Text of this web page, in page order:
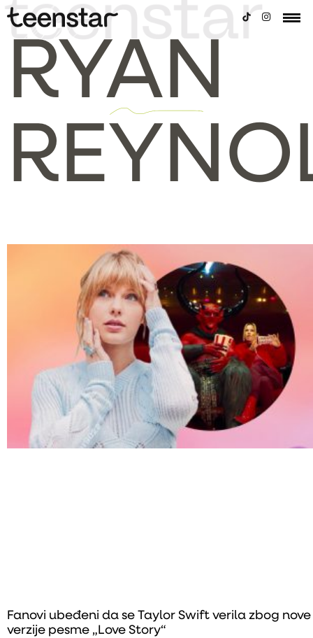
RYAN
Fanovi ubeđeni da se Taylor Swift verila zbog nove
verzije pesme „Love Story“